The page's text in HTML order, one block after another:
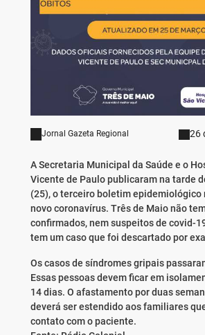
Jornal Gazeta Regional 26
A Secretaria Municipal da Saúde e o
Vicente de Paulo publicaram na tarde
(25), o terceiro boletim epidemiológico
novo coronavírus. Três de Maio não
confirmados, nem suspeitos de covid-
tem um caso que foi descartado por
Os casos de síndromes gripais
Essas pessoas devem ficar em
14 dias. O afastamento por duas
deverá ser estendido aos familiares
contato com o paciente.